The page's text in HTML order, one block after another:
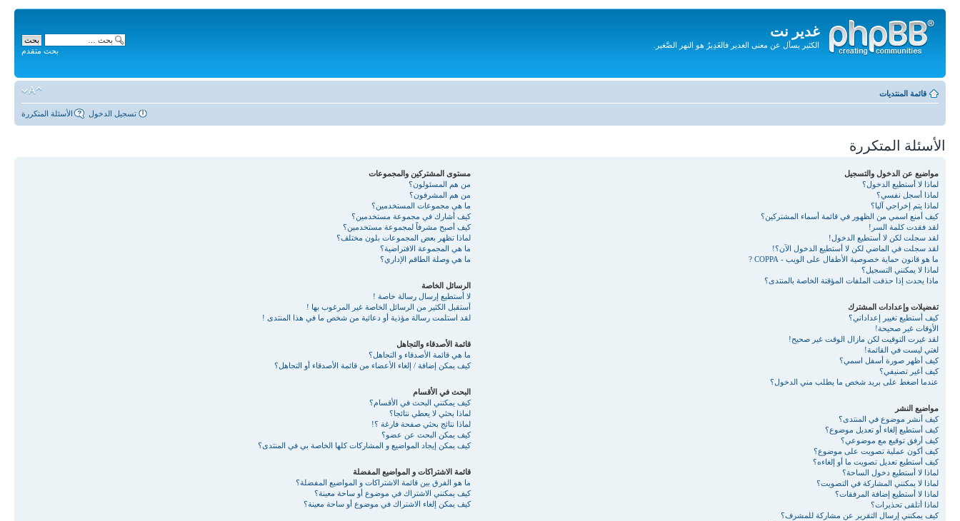
غدير نت
الكثير يسأل عن معنى الغدير فالغَدِيرُ هو النهر الصَّغير.
المحتويات
بحث متقدم
قائمة المنتديات
الأسئلة المتكررة تسجيل الدخول
الأسئلة المتكررة
مواضيع عن الدخول والتسجيل
لماذا لا أستطيع الدخول؟
لماذا أسجل نفسي؟
لماذا يتم إخراجي آليا؟
كيف أمنع اسمي من الظهور في قائمة أسماء المشتركين؟
لقد فقدت كلمة السر!
لقد سجلت لكن لا أستطيع الدخول!
لقد سجلت في الماضي لكن لا أستطيع الدخول الآن؟!
ما هو قانون حماية خصوصية الأطفال على الويب - COPPA ?
لماذا لا يمكنني التسجيل؟
ماذا يحدث إذا حذفت الملفات المؤقتة الخاصة بالمنتدى؟
تفضيلات وإعدادات المشترك
كيف أستطيع تغيير إعداداتي؟
الأوقات غير صحيحة!
لقد غيرت التوقيت لكن مازال الوقت غير صحيح!
لغتي ليست في القائمة!
كيف أظهر صورة أسفل اسمي؟
كيف أغير تصنيفي؟
عندما اضغط على بريد شخص ما يطلب مني الدخول؟
مواضيع النشر
كيف أنشر موضوع في المنتدى؟
كيف أستطيع إلغاء أو تعديل موضوع؟
كيف أرفق توقيع مع موضوعي؟
كيف أكون عملية تصويت على موضوع؟
كيف أستطيع تعديل تصويت ما أو إلغاءه؟
لماذا لا أستطيع دخول الساحة؟
لماذا لا يمكنني المشاركة في التصويت؟
لماذا لا أستطيع إضافة المرفقات؟
لماذا أتلقى تحذيرات؟
كيف يمكنني إرسال التقرير عن مشاركة للمشرف؟
مستوى المشتركين والمجموعات
من هم المسئولون؟
من هم المشرفون؟
ما هي مجموعات المستخدمين؟
كيف أشارك في مجموعة مستخدمين؟
كيف أصبح مشرفاً لمجموعة مستخدمين؟
لماذا تظهر بعض المجموعات بلون مختلف؟
ما هي المجموعة الافتراضية؟
ما هي وصلة الطاقم الإداري؟
الرسائل الخاصة
لا أستطيع إرسال رسالة خاصة !
أستقبل الكثير من الرسائل الخاصة غير المرغوب بها !
لقد استلمت رسالة مؤذية أو دعائية من شخص ما في هذا المنتدى !
قائمة الأصدقاء والتجاهل
ما هي قائمة الأصدقاء و التجاهل؟
كيف يمكن إضافة / إلغاء الأعضاء من قائمة الأصدقاء أو التجاهل؟
البحث في الأقسام
كيف يمكنني البحث في الأقسام؟
لماذا بحثي لا يعطي نتائجا؟
لماذا نتائج بحثي صفحة فارغة ؟!
كيف يمكن البحث عن عضو؟
كيف يمكن إيجاد المواضيع و المشاركات كلها الخاصة بي في المنتدى؟
قائمة الاشتراكات و المواضيع المفضلة
ما هو الفرق بين قائمة الاشتراكات و المواضيع المفضلة؟
كيف يمكنني الاشتراك في موضوع أو ساحة معينة؟
كيف يمكن إلغاء الاشتراك في موضوع أو ساحة معينة؟